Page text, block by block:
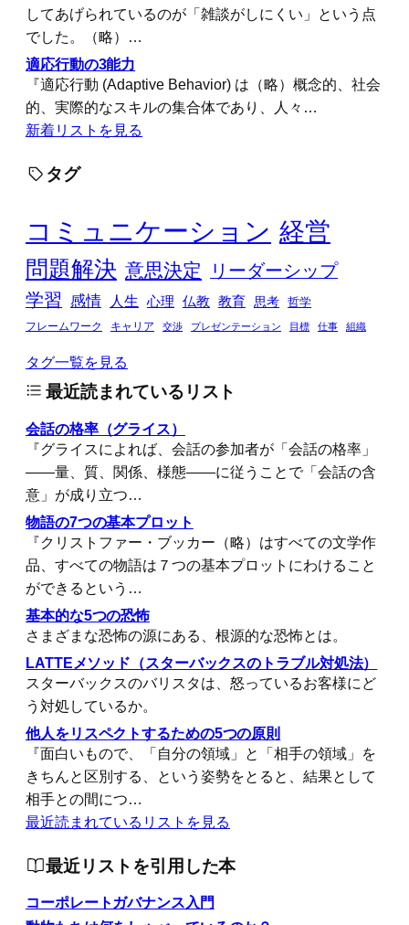
してあげられているのが「雑談がしにくい」という点
でした。（略）…
適応行動の3能力
『適応行動 (Adaptive Behavior) は（略）概念的、社会
的、実際的なスキルの集合体であり、人々…
新着リストを見る
タグ
コミュニケーション 経営
問題解決 意思決定
リーダーシップ
学習
感情 人生 心理 仏教 教育 思考
哲学
フレームワーク
キャリア 交渉 プレゼンテーション 目標 仕事 組織
タグ一覧を見る
最近読まれているリスト
会話の格率（グライス）
『グライスによれば、会話の参加者が「会話の格率」
――量、質、関係、様態――に従うことで「会話の含
意」が成り立つ…
物語の7つの基本プロット
『クリストファー・ブッカー（略）はすべての文学作
品、すべての物語は７つの基本プロットにわけること
ができるという…
基本的な5つの恐怖
さまざまな恐怖の源にある、根源的な恐怖とは。
LATTEメソッド（スターバックスのトラブル対処法）
スターバックスのバリスタは、怒っているお客様にど
う対処しているか。
他人をリスペクトするための5つの原則
『面白いもので、「自分の領域」と「相手の領域」を
きちんと区別する、という姿勢をとると、結果として
相手との間につ…
最近読まれているリストを見る
最近リストを引用した本
コーポレートガバナンス入門